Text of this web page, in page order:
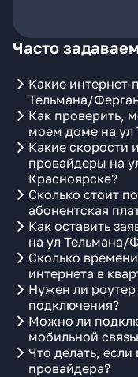
Часто
Какие
Тельмана/
Как проверить,
моем доме на ул
Какие скорости
провайдеры на
Красноярске?
Сколько стоит
абонентская
Как оставить
на ул Тельмана/
Сколько
интернета в
Нужен ли
подключения?
Можно ли
мобильной
Что делать,
провайдера?